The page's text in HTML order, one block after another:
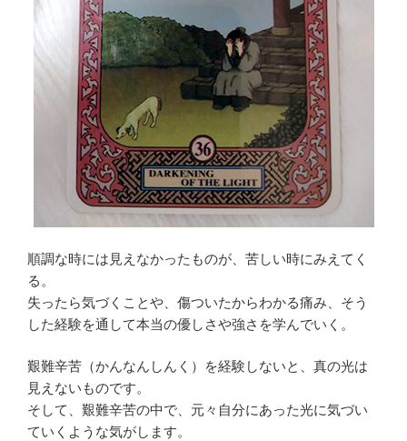
順調な時には見えなかったものが、苦しい時にみえてく
る。
失ったら気づくことや、傷ついたからわかる痛み、そう
した経験を通して本当の優しさや強さを学んでいく。
艱難辛苦（かんなんしんく）を経験しないと、真の光は
見えないものです。
そして、艱難辛苦の中で、元々自分にあった光に気づい
ていくような気がします。